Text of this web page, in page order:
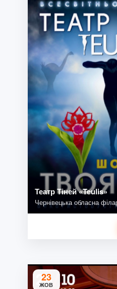
Театр Тіней «Teulis»
Чернівецька обласна
23
ЖОВ